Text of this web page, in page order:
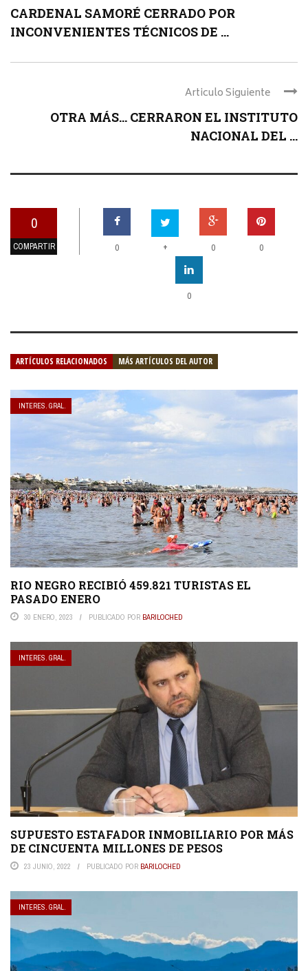
CARDENAL SAMORÉ CERRADO POR
INCONVENIENTES TÉCNICOS DE ...
Articulo Siguiente
OTRA MÁS… CERRARON EL INSTITUTO
NACIONAL DEL ...
0
COMPARTIR 0 + 0 0
0
ARTÍCULOS RELACIONADOS MÁS ARTÍCULOS DEL AUTOR
INTERES. GRAL.
RIO NEGRO RECIBIÓ 459.821 TURISTAS EL
PASADO ENERO
30 ENERO, 2023 PUBLICADO POR BARILOCHED
INTERES. GRAL.
SUPUESTO ESTAFADOR INMOBILIARIO POR MÁS
DE CINCUENTA MILLONES DE PESOS
23 JUNIO, 2022 PUBLICADO POR BARILOCHED
INTERES. GRAL.